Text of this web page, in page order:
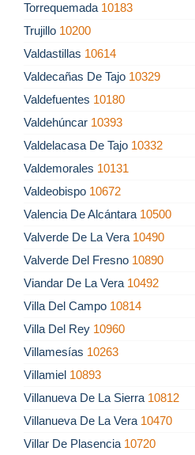
Torrequemada 10183
Trujillo 10200
Valdastillas 10614
Valdecañas De Tajo 10329
Valdefuentes 10180
Valdehúncar 10393
Valdelacasa De Tajo 10332
Valdemorales 10131
Valdeobispo 10672
Valencia De Alcántara 10500
Valverde De La Vera 10490
Valverde Del Fresno 10890
Viandar De La Vera 10492
Villa Del Campo 10814
Villa Del Rey 10960
Villamesías 10263
Villamiel 10893
Villanueva De La Sierra 10812
Villanueva De La Vera 10470
Villar De Plasencia 10720